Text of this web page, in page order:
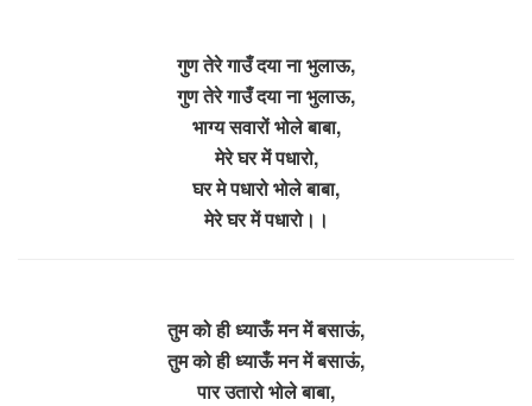
गुण तेरे गाउँ दया ना भुलाऊ,
गुण तेरे गाउँ दया ना भुलाऊ,
भाग्य सवारों भोले बाबा,
मेरे घर में पधारो,
घर मे पधारो भोले बाबा,
मेरे घर में पधारो।।
तुम को ही ध्याऊँ मन में बसाऊं,
तुम को ही ध्याऊँ मन में बसाऊं,
पार उतारो भोले बाबा,